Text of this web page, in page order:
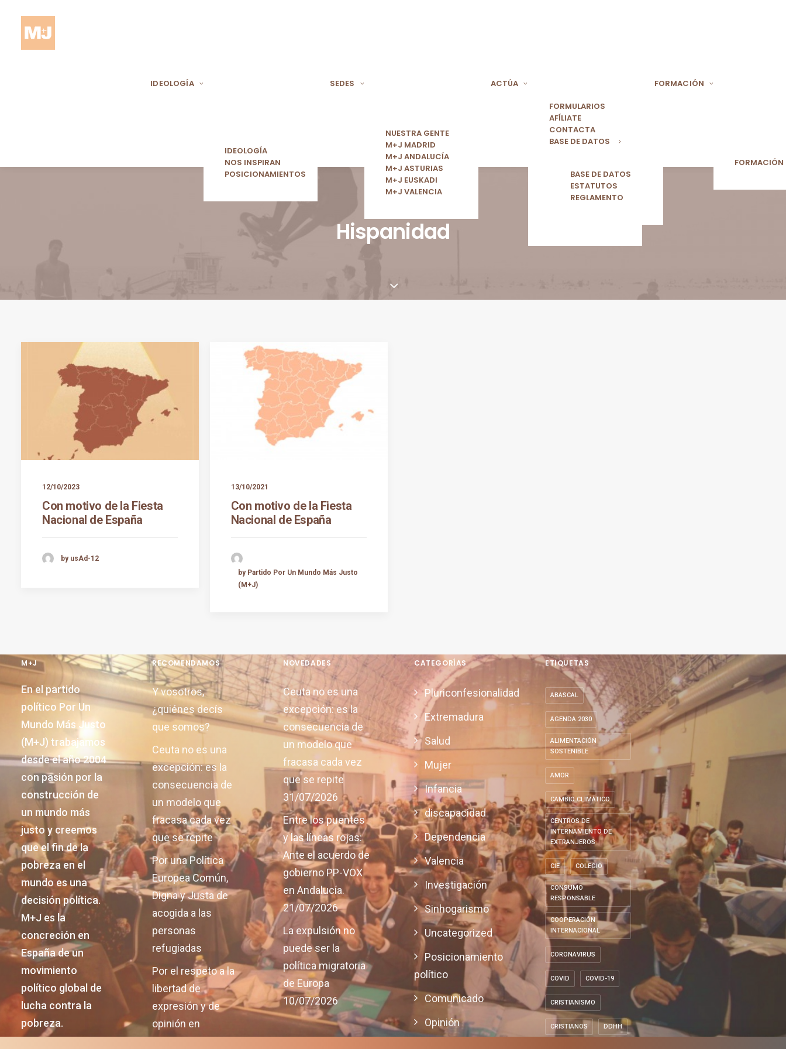
IDEOLOGÍA
IDEOLOGÍA
NOS INSPIRAN
POSICIONAMIENTOS
SEDES
NUESTRA GENTE
M+J MADRID
M+J ANDALUCÍA
M+J ASTURIAS
M+J EUSKADI
M+J VALENCIA
ACTÚA
FORMULARIOS
AFÍLIATE
CONTACTA
BASE DE DATOS
BASE DE DATOS
ESTATUTOS
REGLAMENTO
FORMACIÓN
FORMACIÓN
Hispanidad
12/10/2023
Con motivo de la Fiesta
Nacional de España
by usAd-12
13/10/2021
Con motivo de la Fiesta
Nacional de España
by Partido Por Un Mundo Más Justo
(M+J)
M+J
En el partido
político Por Un
Mundo Más Justo
(M+J) trabajamos
desde el año 2004
con pasión por la
construcción de
un mundo más
justo y creemos
que el fin de la
pobreza en el
mundo es una
decisión política.
M+J es la
concreción en
España de un
movimiento
político global de
lucha contra la
pobreza.
RECOMENDAMOS
Y vosotros,
¿quiénes decís
que somos?
Ceuta no es una
excepción: es la
consecuencia de
un modelo que
fracasa cada vez
que se repite
Por una Política
Europea Común,
Digna y Justa de
acogida a las
personas
refugiadas
Por el respeto a la
libertad de
expresión y de
opinión en
NOVEDADES
Ceuta no es una
excepción: es la
consecuencia de
un modelo que
fracasa cada vez
que se repite
31/07/2026
Entre los puentes
y las líneas rojas:
Ante el acuerdo de
gobierno PP-VOX
en Andalucía.
21/07/2026
La expulsión no
puede ser la
política migratoria
de Europa
10/07/2026
CATEGORÍAS
Pluriconfesionalidad
Extremadura
Salud
Mujer
Infancia
discapacidad
Dependencia
Valencia
Investigación
Sinhogarismo
Uncategorized
Posicionamiento
político
Comunicado
Opinión
ETIQUETAS
ABASCAL
AGENDA 2030
ALIMENTACIÓN
SOSTENIBLE
AMOR
CAMBIO CLIMÁTICO
CENTROS DE
INTERNAMIENTO DE
EXTRANJEROS
CIE COLEGIO
CONSUMO
RESPONSABLE
COOPERACIÓN
INTERNACIONAL
CORONAVIRUS
COVID COVID-19
CRISTIANISMO
CRISTIANOS DDHH